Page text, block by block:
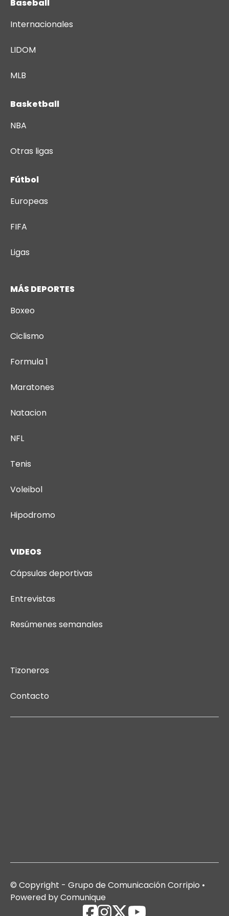
Baseball
Internacionales
LIDOM
MLB
Basketball
NBA
Otras ligas
Fútbol
Europeas
FIFA
Ligas
MÁS DEPORTES
Boxeo
Ciclismo
Formula 1
Maratones
Natacion
NFL
Tenis
Voleibol
Hipodromo
VIDEOS
Cápsulas deportivas
Entrevistas
Resúmenes semanales
Tizoneros
Contacto
© Copyright - Grupo de Comunicación Corripio •
Powered by Comunique